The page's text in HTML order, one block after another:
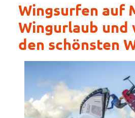
Wingsurfen auf
Wingurlaub und
den schönsten